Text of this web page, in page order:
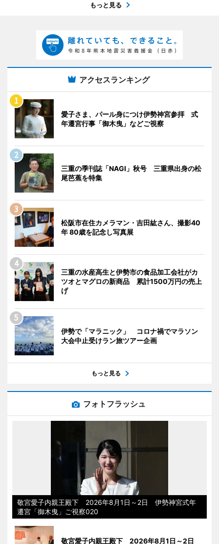
もっと見る
アクセスランキング
愛子さま、パール身につけ伊勢神宮参拝 式
年遷宮行事「御木曳」などご視察
三重の季刊誌「NAGI」秋号 三重県出身の松
尾芭蕉を特集
松阪市在住カメラマン・吉田紘さん、撮影40
年 80歳を記念し写真展
三重の水産高生と伊勢市の食品加工会社がカ
ツオとマグロの新商品 累計1500万円の売上
げ
伊勢で「マラニック」 コロナ禍でマラソン
大会中止受けラン旅ツアー企画
もっと見る
フォトフラッシュ
敬宮愛子内親王殿下 2026年8月1日～2日 伊勢神宮式年
遷宮「御木曳」ご視察020
敬宮愛子内親王殿下 2026年8月1日～2日